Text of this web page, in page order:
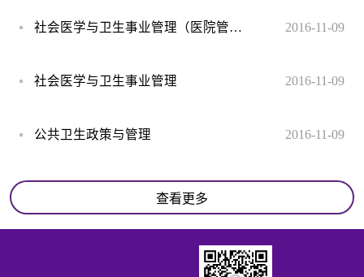
社会医学与卫生事业管理（医院管理双导师方向） 2016-11-09
社会医学与卫生事业管理 2016-11-09
公共卫生政策与管理 2016-11-09
查看更多